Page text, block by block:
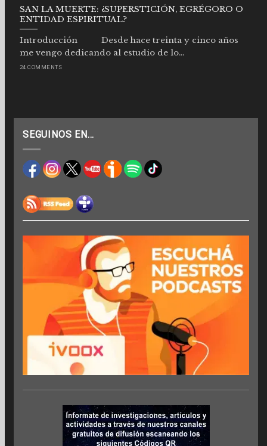
SAN LA MUERTE: ¿SUPERSTICIÓN, EGRÉGORO O
ENTIDAD ESPIRITUAL?
Introducción Desde hace treinta y cinco años
me vengo dedicando al estudio de lo...
24 COMMENTS
SEGUINOS EN…